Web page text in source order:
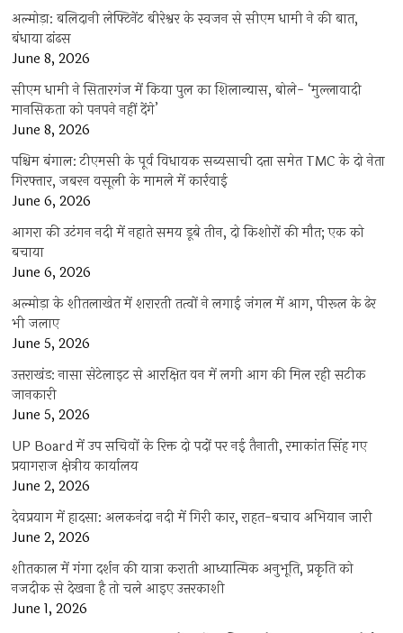
अल्मोड़ा: बलिदानी लेफ्टिनेंट बीरेश्वर के स्वजन से सीएम धामी ने की बात,
बंधाया ढांढस
June 8, 2026
सीएम धामी ने सितारगंज में किया पुल का शिलान्यास, बोले- ‘मुल्लावादी
मानसिकता को पनपने नहीं देंगे’
June 8, 2026
पश्चिम बंगाल: टीएमसी के पूर्व विधायक सब्यसाची दत्ता समेत TMC के दो नेता
गिरफ्तार, जबरन वसूली के मामले में कार्रवाई
June 6, 2026
आगरा की उटंगन नदी में नहाते समय डूबे तीन, दो किशोरों की मौत; एक को
बचाया
June 6, 2026
अल्मोड़ा के शीतलाखेत में शरारती तत्वों ने लगाई जंगल में आग, पीरूल के ढेर
भी जलाए
June 5, 2026
उत्तराखंड: नासा सेटेलाइट से आरक्षित वन में लगी आग की मिल रही सटीक
जानकारी
June 5, 2026
UP Board में उप सचिवों के रिक्त दो पदों पर नई तैनाती, रमाकांत सिंह गए
प्रयागराज क्षेत्रीय कार्यालय
June 2, 2026
देवप्रयाग में हादसा: अलकनंदा नदी में गिरी कार, राहत-बचाव अभियान जारी
June 2, 2026
शीतकाल में गंगा दर्शन की यात्रा कराती आध्यात्मिक अनुभूति, प्रकृति को
नजदीक से देखना है तो चले आइए उत्तरकाशी
June 1, 2026